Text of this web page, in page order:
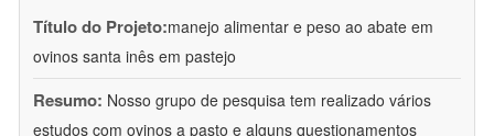
Título do Projeto:manejo alimentar e peso ao abate em
ovinos santa inês em pastejo
Resumo: Nosso grupo de pesquisa tem realizado vários
estudos com ovinos a pasto e alguns questionamentos